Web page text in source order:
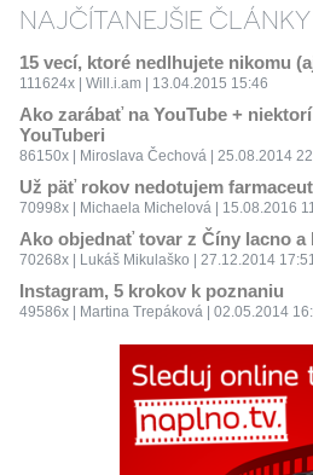
NAJČÍTANEJŠIE ČLÁNKY
15 vecí, ktoré nedlhujete nikomu
111624x | Will.i.am | 13.04.2015 15:46
Ako zarábať na YouTube +
YouTuberi
86150x | Miroslava Čechová | 25.08.2014
Už päť rokov nedotujem
70998x | Michaela Michelová | 15.08.2016
Ako objednať tovar z Číny lacno a
70268x | Lukáš Mikulaško | 27.12.2014
Instagram, 5 krokov k poznaniu
49586x | Martina Trepáková | 02.05.2014